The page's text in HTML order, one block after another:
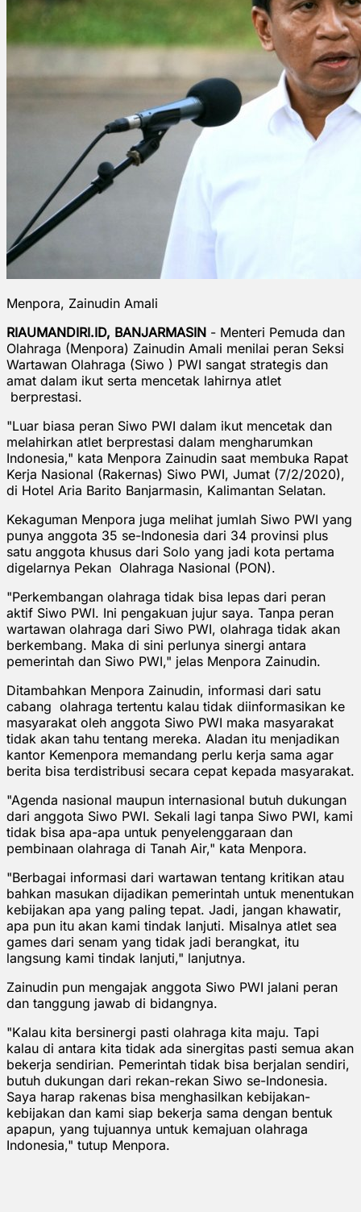
Menpora, Zainudin Amali
RIAUMANDIRI.ID, BANJARMASIN - Menteri Pemuda dan
Olahraga (Menpora) Zainudin Amali menilai peran Seksi
Wartawan Olahraga (Siwo ) PWI sangat strategis dan
amat dalam ikut serta mencetak lahirnya atlet
berprestasi.
"Luar biasa peran Siwo PWI dalam ikut mencetak dan
melahirkan atlet berprestasi dalam mengharumkan
Indonesia," kata Menpora Zainudin saat membuka Rapat
Kerja Nasional (Rakernas) Siwo PWI, Jumat (7/2/2020),
di Hotel Aria Barito Banjarmasin, Kalimantan Selatan.
Kekaguman Menpora juga melihat jumlah Siwo PWI yang
punya anggota 35 se-Indonesia dari 34 provinsi plus
satu anggota khusus dari Solo yang jadi kota pertama
digelarnya Pekan Olahraga Nasional (PON).
"Perkembangan olahraga tidak bisa lepas dari peran
aktif Siwo PWI. Ini pengakuan jujur saya. Tanpa peran
wartawan olahraga dari Siwo PWI, olahraga tidak akan
berkembang. Maka di sini perlunya sinergi antara
pemerintah dan Siwo PWI," jelas Menpora Zainudin.
Ditambahkan Menpora Zainudin, informasi dari satu
cabang olahraga tertentu kalau tidak diinformasikan ke
masyarakat oleh anggota Siwo PWI maka masyarakat
tidak akan tahu tentang mereka. Aladan itu menjadikan
kantor Kemenpora memandang perlu kerja sama agar
berita bisa terdistribusi secara cepat kepada masyarakat.
"Agenda nasional maupun internasional butuh dukungan
dari anggota Siwo PWI. Sekali lagi tanpa Siwo PWI, kami
tidak bisa apa-apa untuk penyelenggaraan dan
pembinaan olahraga di Tanah Air," kata Menpora.
"Berbagai informasi dari wartawan tentang kritikan atau
bahkan masukan dijadikan pemerintah untuk menentukan
kebijakan apa yang paling tepat. Jadi, jangan khawatir,
apa pun itu akan kami tindak lanjuti. Misalnya atlet sea
games dari senam yang tidak jadi berangkat, itu
langsung kami tindak lanjuti," lanjutnya.
Zainudin pun mengajak anggota Siwo PWI jalani peran
dan tanggung jawab di bidangnya.
"Kalau kita bersinergi pasti olahraga kita maju. Tapi
kalau di antara kita tidak ada sinergitas pasti semua akan
bekerja sendirian. Pemerintah tidak bisa berjalan sendiri,
butuh dukungan dari rekan-rekan Siwo se-Indonesia.
Saya harap rakenas bisa menghasilkan kebijakan-
kebijakan dan kami siap bekerja sama dengan bentuk
apapun, yang tujuannya untuk kemajuan olahraga
Indonesia," tutup Menpora.